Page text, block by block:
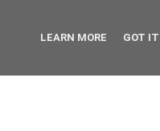
LEARN MORE GOT IT